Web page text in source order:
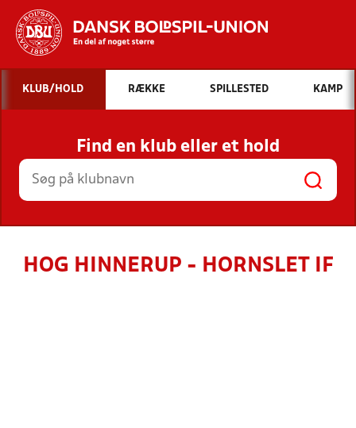
Hvad vil du søge efter?
INDHOLD OG NYHEDER
STILLINGER, RESULTATER, KLUBBER OG
HOLD
KLUB/HOLD RÆKKE SPILLESTED KAMP
Find en klub eller et hold
HOG HINNERUP - HORNSLET IF